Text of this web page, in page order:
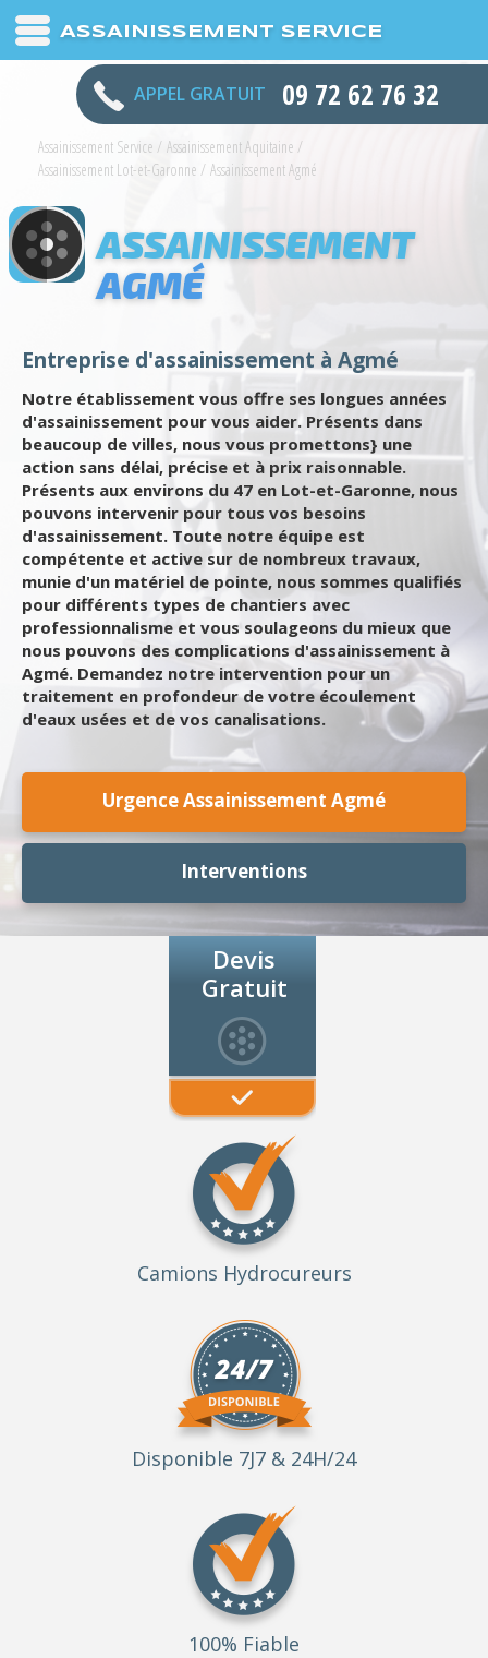
ASSAINISSEMENT SERVICE
APPEL GRATUIT 09 72 62 76 32
Assainissement Service / Assainissement Aquitaine /
Assainissement Lot-et-Garonne / Assainissement Agmé
ASSAINISSEMENT
AGMÉ
Entreprise d'assainissement à Agmé
Notre établissement vous offre ses longues années
d'assainissement pour vous aider. Présents dans
beaucoup de villes, nous vous promettons} une
action sans délai, précise et à prix raisonnable.
Présents aux environs du 47 en Lot-et-Garonne, nous
pouvons intervenir pour tous vos besoins
d'assainissement. Toute notre équipe est
compétente et active sur de nombreux travaux,
munie d'un matériel de pointe, nous sommes qualifiés
pour différents types de chantiers avec
professionnalisme et vous soulageons du mieux que
nous pouvons des complications d'assainissement à
Agmé. Demandez notre intervention pour un
traitement en profondeur de votre écoulement
d'eaux usées et de vos canalisations.
Urgence Assainissement Agmé
Interventions
Devis
Gratuit
Camions Hydrocureurs
Disponible 7J7 & 24H/24
100% Fiable